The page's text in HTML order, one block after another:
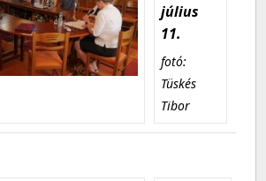
július
11.
fotó:
Tüskés
Tibor